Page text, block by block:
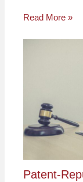
Read More »
Patent-